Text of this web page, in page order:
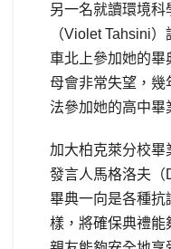
另一名就讀環境科
（Violet Tahsini
車北上參加她的畢
母會非常失望，
法參加她的高中畢
加大柏克萊分校畢
發言人馬格洛夫（
畢典一向是各種抗
樣，將確保典禮能